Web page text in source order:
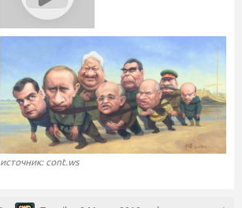
источник: cont.ws